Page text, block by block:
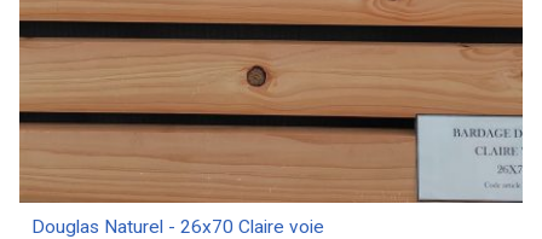
Douglas Naturel - 26x70 Claire voie